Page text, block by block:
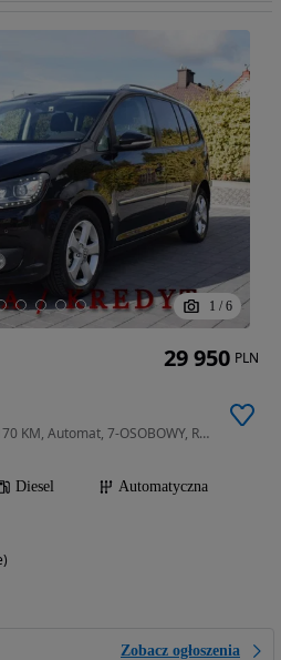
1 / 6
2000 cm3 • 170 KM • 2.0 TDI, 170 KM, Automat, 7-OSOBOWY, Rodzinny, Zarejestrowany,Opłacony
Diesel
Automatyczna
Zobacz ogłoszenia
29 950 PLN